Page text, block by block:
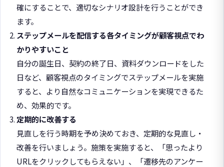
確にすることで、適切なシナリオ設計を行うことができ
ます。
ステップメールを配信する各タイミングが顧客視点でわ
かりやすいこと
自分の誕生日、契約の終了日、資料ダウンロードをした
日など、顧客視点のタイミングでステップメールを実施
すると、より自然なコミュニケーションを実現できるた
め、効果的です。
定期的に改善する
見直しを行う時期を予め決めておき、定期的な見直し・
改善を行いましょう。施策を実施すると、「思ったより
URLをクリックしてもらえない」、「遷移先のアンケー